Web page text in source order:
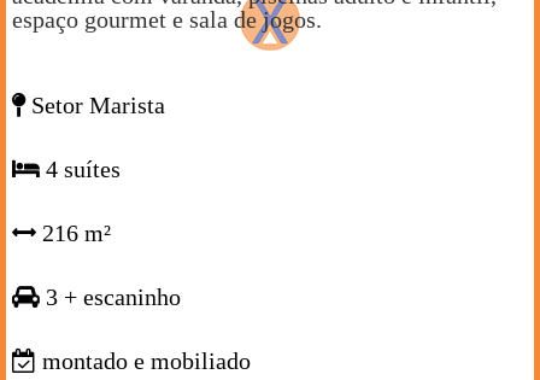
espaço gourmet e sala de jogos.
Setor Marista
4 suítes
216 m²
3 + escaninho
montado e mobiliado